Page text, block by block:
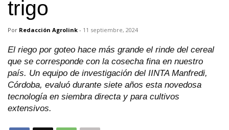
trigo
Por Redacción Agrolink - 11 septiembre, 2024
El riego por goteo hace más grande el rinde del cereal
que se corresponde con la cosecha fina en nuestro
país. Un equipo de investigación del IINTA Manfredi,
Córdoba, evaluó durante siete años esta novedosa
tecnología en siembra directa y para cultivos
extensivos.